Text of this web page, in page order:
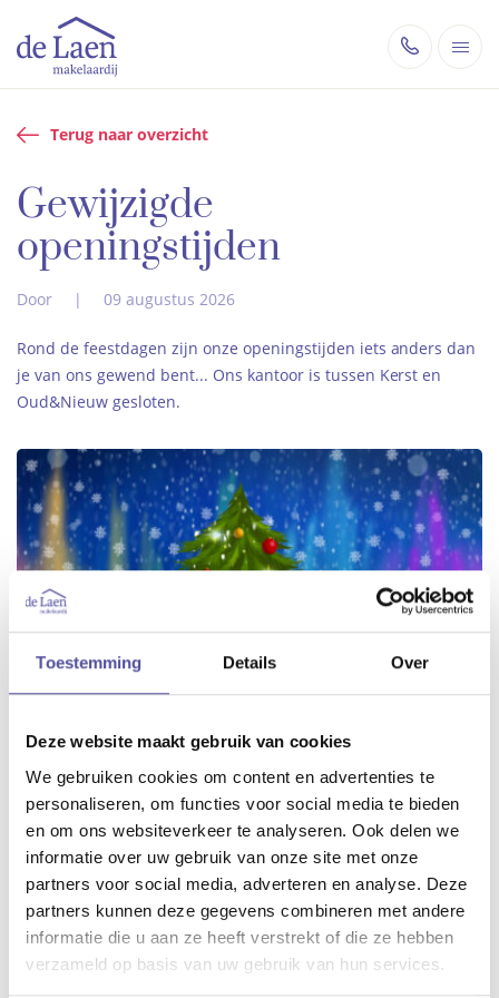
Toestemming Details Over
Deze website maakt gebruik van cookies
We gebruiken cookies om content en advertenties te
personaliseren, om functies voor social media te bieden
en om ons websiteverkeer te analyseren. Ook delen we
informatie over uw gebruik van onze site met onze
partners voor social media, adverteren en analyse. Deze
partners kunnen deze gegevens combineren met andere
informatie die u aan ze heeft verstrekt of die ze hebben
verzameld op basis van uw gebruik van hun services.
Terug naar overzicht
Gewijzigde
openingstijden
Door | 09 augustus 2026
Rond de feestdagen zijn onze openingstijden iets anders dan
je van ons gewend bent... Ons kantoor is tussen Kerst en
Oud&Nieuw gesloten.
Vrijdag 22 december: gesloten vanaf 16:00 uur